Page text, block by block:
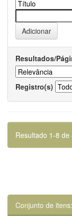
Resultados/
Registro(s)
Resultado 1-8 de
Conjunto de itens: